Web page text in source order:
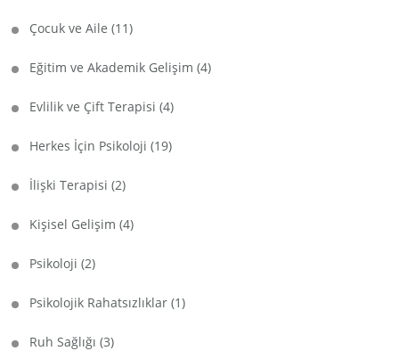
Çocuk ve Aile (11)
Eğitim ve Akademik Gelişim (4)
Evlilik ve Çift Terapisi (4)
Herkes İçin Psikoloji (19)
İlişki Terapisi (2)
Kişisel Gelişim (4)
Psikoloji (2)
Psikolojik Rahatsızlıklar (1)
Ruh Sağlığı (3)